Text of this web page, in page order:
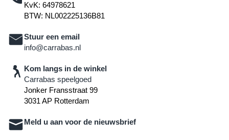
KvK: 64978621
BTW: NL002225136B81
Stuur een email
info@carrabas.nl
Kom langs in de winkel
Carrabas speelgoed
Jonker Fransstraat 99
3031 AP Rotterdam
Meld u aan voor de nieuwsbrief